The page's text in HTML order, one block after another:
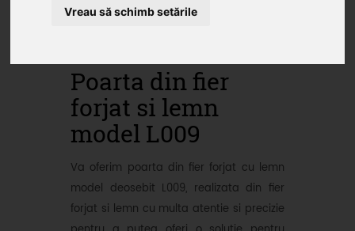
Vreau să schimb setările
Poarta din fier
forjat si lemn
model L009
Va oferim poarta din fier forjat cu lemn
model deosebit L009, realizata din fier
forjat si lemn cu multa atentie si precizie